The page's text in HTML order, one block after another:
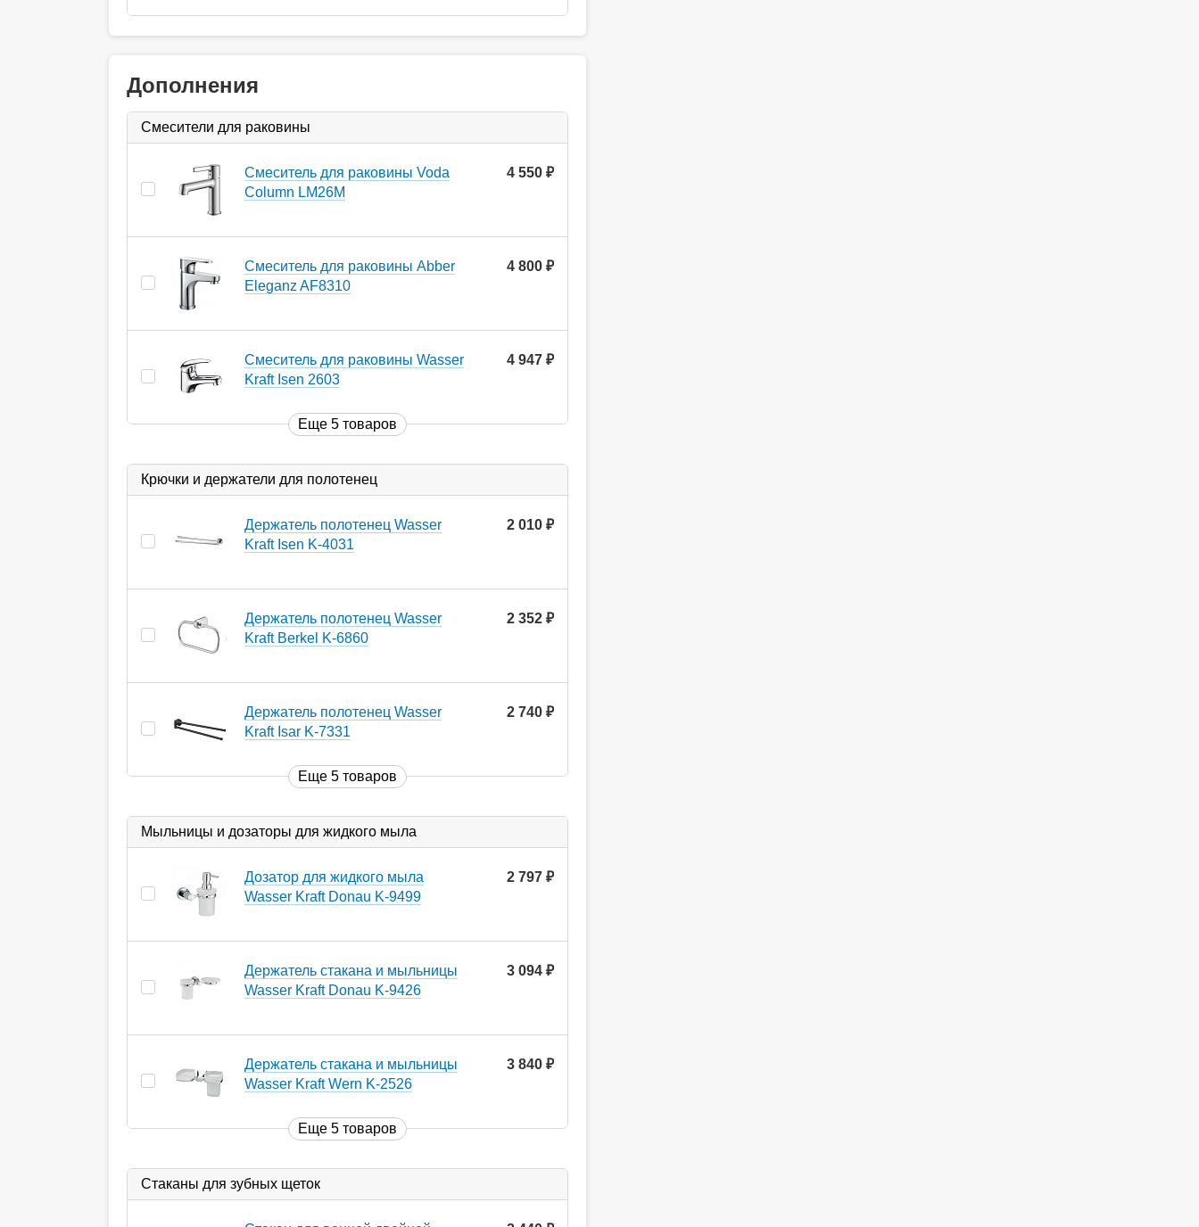
Дополнения
Смесители для раковины
Смеситель для раковины Voda
Column LM26M
4 550
Смеситель для раковины Abber
Eleganz AF8310
4 800
Смеситель для раковины Wasser
Kraft Isen 2603
4 947
Еще 5 товаров
Крючки и держатели для полотенец
Держатель полотенец Wasser
Kraft Isen K-4031
2 010
Держатель полотенец Wasser
Kraft Berkel K-6860
2 352
Держатель полотенец Wasser
Kraft Isar K-7331
2 740
Еще 5 товаров
Мыльницы и дозаторы для жидкого мыла
Дозатор для жидкого мыла
Wasser Kraft Donau K-9499
2 797
Держатель стакана и мыльницы
Wasser Kraft Donau K-9426
3 094
Держатель стакана и мыльницы
Wasser Kraft Wern K-2526
3 840
Еще 5 товаров
Стаканы для зубных щеток